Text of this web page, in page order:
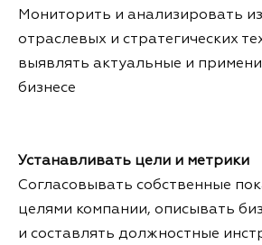
Мониторить и анализировать
отраслевых и стратегических
выявлять актуальные и
бизнесе
Устанавливать цели и метрики
Согласовывать собственные
целями компании, описывать
и составлять должностные